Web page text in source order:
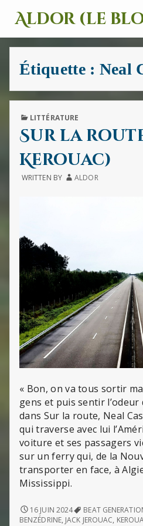
Aldor (le
Un
site
avec
des
des
images
et
sons
Étiquette : Neal
PUBLISHED
LITTÉRATURE
Sur la
Kerouac)
WRITTEN BY ALDOR
« Bon, on va tous sortir
gens et puis sentir l’odeur
dans Sur la route, Neal
qui traverse avec lui
voiture et ses passagers
sur un ferry qui, de la
transporter en face, à
Mississippi.
SUR
LA
16 JUIN 2024 BEAT
BENZÉDRINE, JACK JEROUAC,